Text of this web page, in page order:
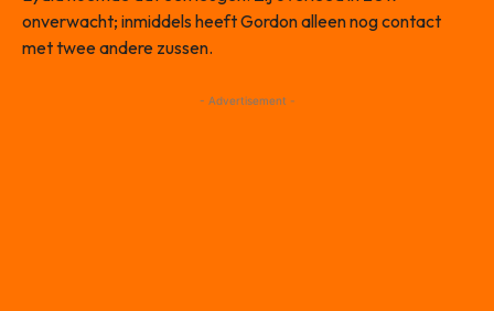
onverwacht; inmiddels heeft Gordon alleen nog contact
met twee andere zussen.
- Advertisement -